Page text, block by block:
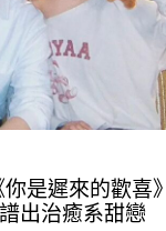
是遲來的歡喜
出治癒系甜戀